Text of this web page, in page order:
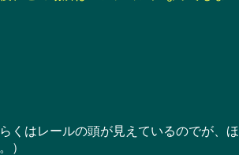
くはレールの頭が見えているのでが、
）